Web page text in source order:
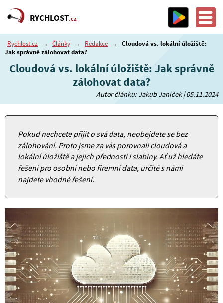
RYCHLOST.cz
Rychlost.cz → Články → Redakce → Cloudová vs. lokální úložiště:
Jak správně zálohovat data?
Cloudová vs. lokální úložiště: Jak správně
zálohovat data?
Autor článku: Jakub Janíček | 05.11.2024
Pokud nechcete přijít o svá data, neobejdete se bez
zálohování. Proto jsme za vás porovnali cloudová a
lokální úložiště a jejich přednosti i slabiny. Ať už hledáte
řešení pro osobní nebo firemní data, určitě s námi
najdete vhodné řešení.